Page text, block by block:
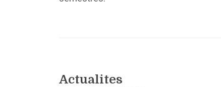
Actualites